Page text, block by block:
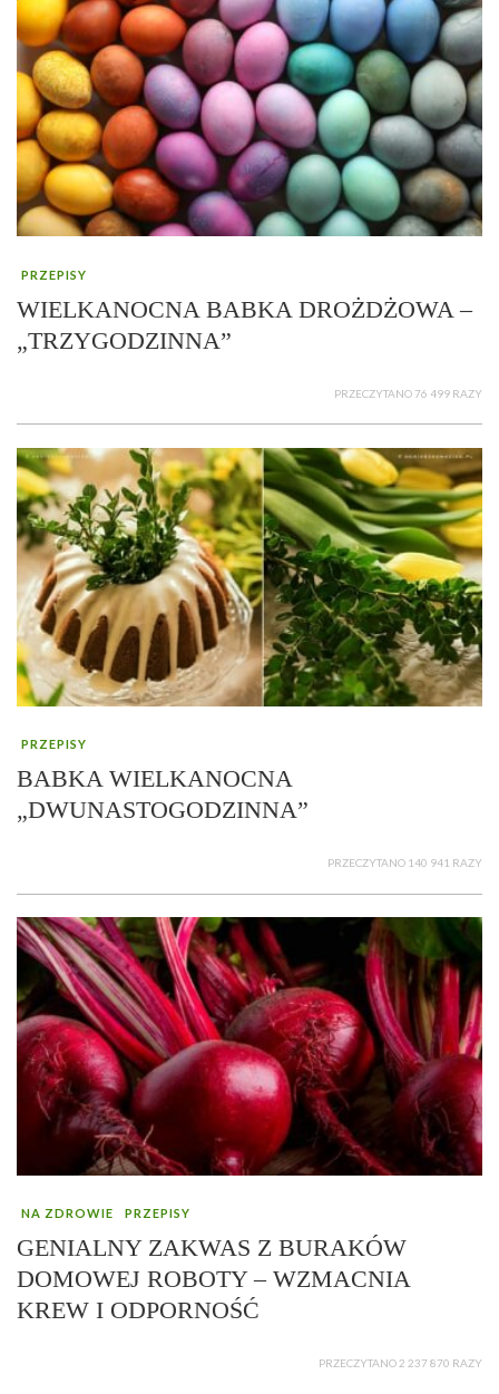
PRZEPISY
WIELKANOCNA BABKA DROŻDŻOWA –
„TRZYGODZINNA”
PRZECZYTANO 76 499 RAZY
PRZEPISY
BABKA WIELKANOCNA
„DWUNASTOGODZINNA”
PRZECZYTANO 140 941 RAZY
NA ZDROWIE PRZEPISY
GENIALNY ZAKWAS Z BURAKÓW
DOMOWEJ ROBOTY – WZMACNIA
KREW I ODPORNOŚĆ
PRZECZYTANO 2 237 870 RAZY